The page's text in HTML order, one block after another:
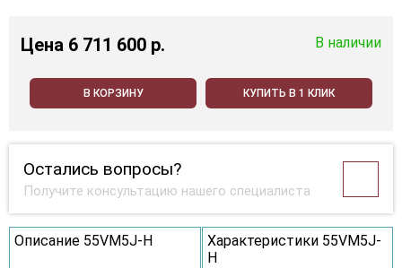
Цена 6 711 600 p. В наличии
В КОРЗИНУ КУПИТЬ В 1 КЛИК
Остались вопросы?
Получите консультацию нашего специалиста
Описание 55VM5J-H
Характеристики 55VM5J-
H